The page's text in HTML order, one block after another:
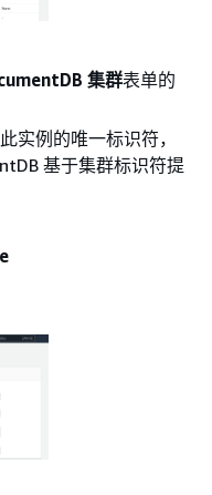
集群表单的
实例的唯一标识符，
基于集群标识符提